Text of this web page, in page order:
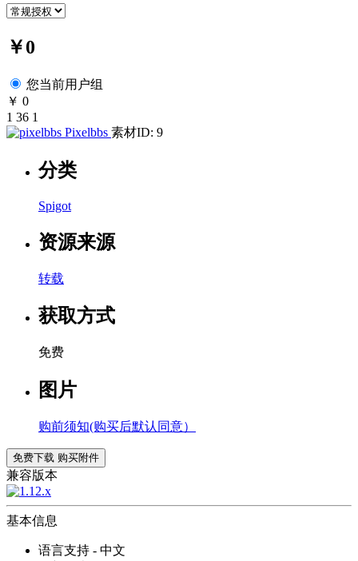
￥0
您当前用户组
￥ 0
1 36 1
Pixelbbs 素材ID: 9
分类
Spigot
资源来源
转载
获取方式
免费
图片
购前须知(购买后默认同意）
免费下载 购买附件
兼容版本
基本信息
语言支持 - 中文